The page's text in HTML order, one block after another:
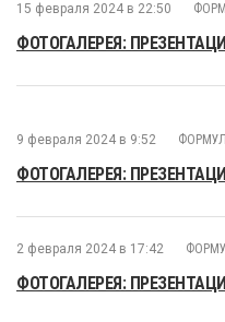
15 февраля 2024 в 22:50
ФОТОГАЛЕРЕЯ:
9 февраля 2024 в 9:52
ФОТОГАЛЕРЕЯ:
2 февраля 2024 в 17:42
ФОТОГАЛЕРЕЯ: